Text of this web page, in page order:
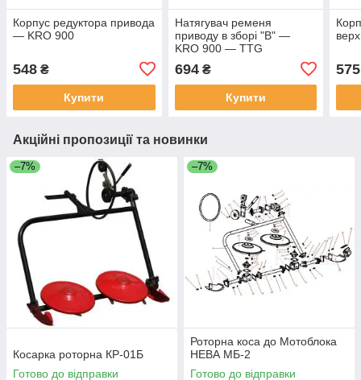
Корпус редуктора привода
— KRO 900
548 ₴
Купити
Натягувач ременя
приводу в зборі "B" —
KRO 900 — TTG
694₴
Купити
575
Акційні пропозиції та новинки
–7%
Косарка роторна КР-01Б
Готово до відправки
–7%
Роторна коса до Мотоблока
НЕВА МБ-2
Готово до відправки